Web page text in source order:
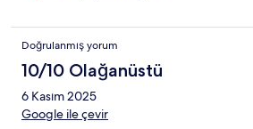
Doğrulanmış yorum
10/10 Olağanüstü
6 Kasım 2025
Google ile çevir